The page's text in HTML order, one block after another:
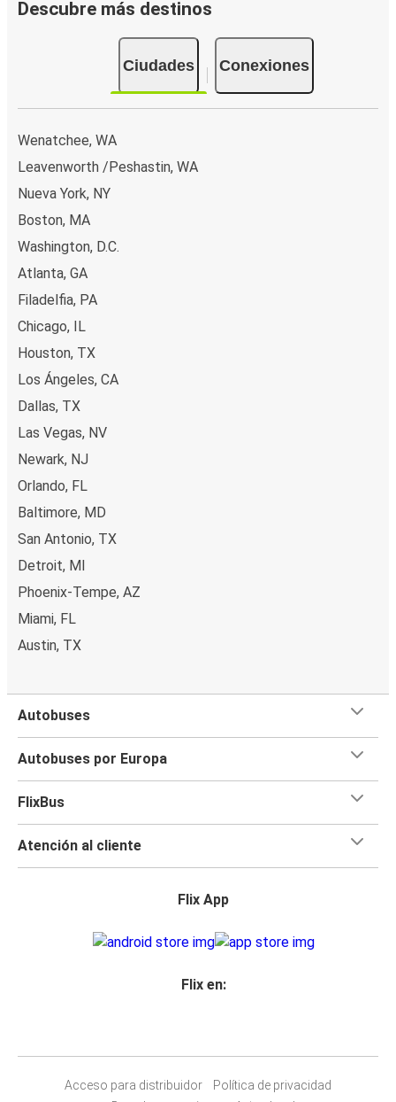
Descubre más destinos
Ciudades Conexiones
Wenatchee, WA
Leavenworth /Peshastin, WA
Nueva York, NY
Boston, MA
Washington, D.C.
Atlanta, GA
Filadelfia, PA
Chicago, IL
Houston, TX
Los Ángeles, CA
Dallas, TX
Las Vegas, NV
Newark, NJ
Orlando, FL
Baltimore, MD
San Antonio, TX
Detroit, MI
Phoenix-Tempe, AZ
Miami, FL
Austin, TX
Autobuses
Autobuses por Europa
FlixBus
Atención al cliente
Flix App
Flix en:
Acceso para distribuidor
Política de privacidad